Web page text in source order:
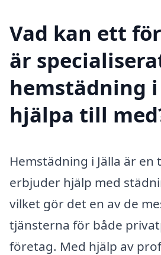
Vad kan ett
är
hemstädning i
hjälpa till
Hemstädning i Jälla är en
erbjuder hjälp med
vilket gör det en av de
tjänsterna för både
företag. Med hjälp av